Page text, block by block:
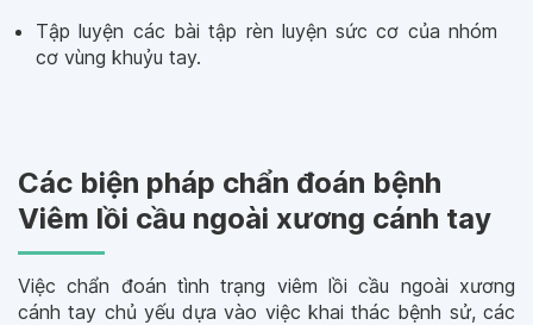
Tập luyện các bài tập rèn luyện sức cơ của nhóm
cơ vùng khuỷu tay.
Các biện pháp chẩn đoán bệnh
Viêm lồi cầu ngoài xương cánh tay
Việc chẩn đoán tình trạng viêm lồi cầu ngoài xương
cánh tay chủ yếu dựa vào việc khai thác bệnh sử, các